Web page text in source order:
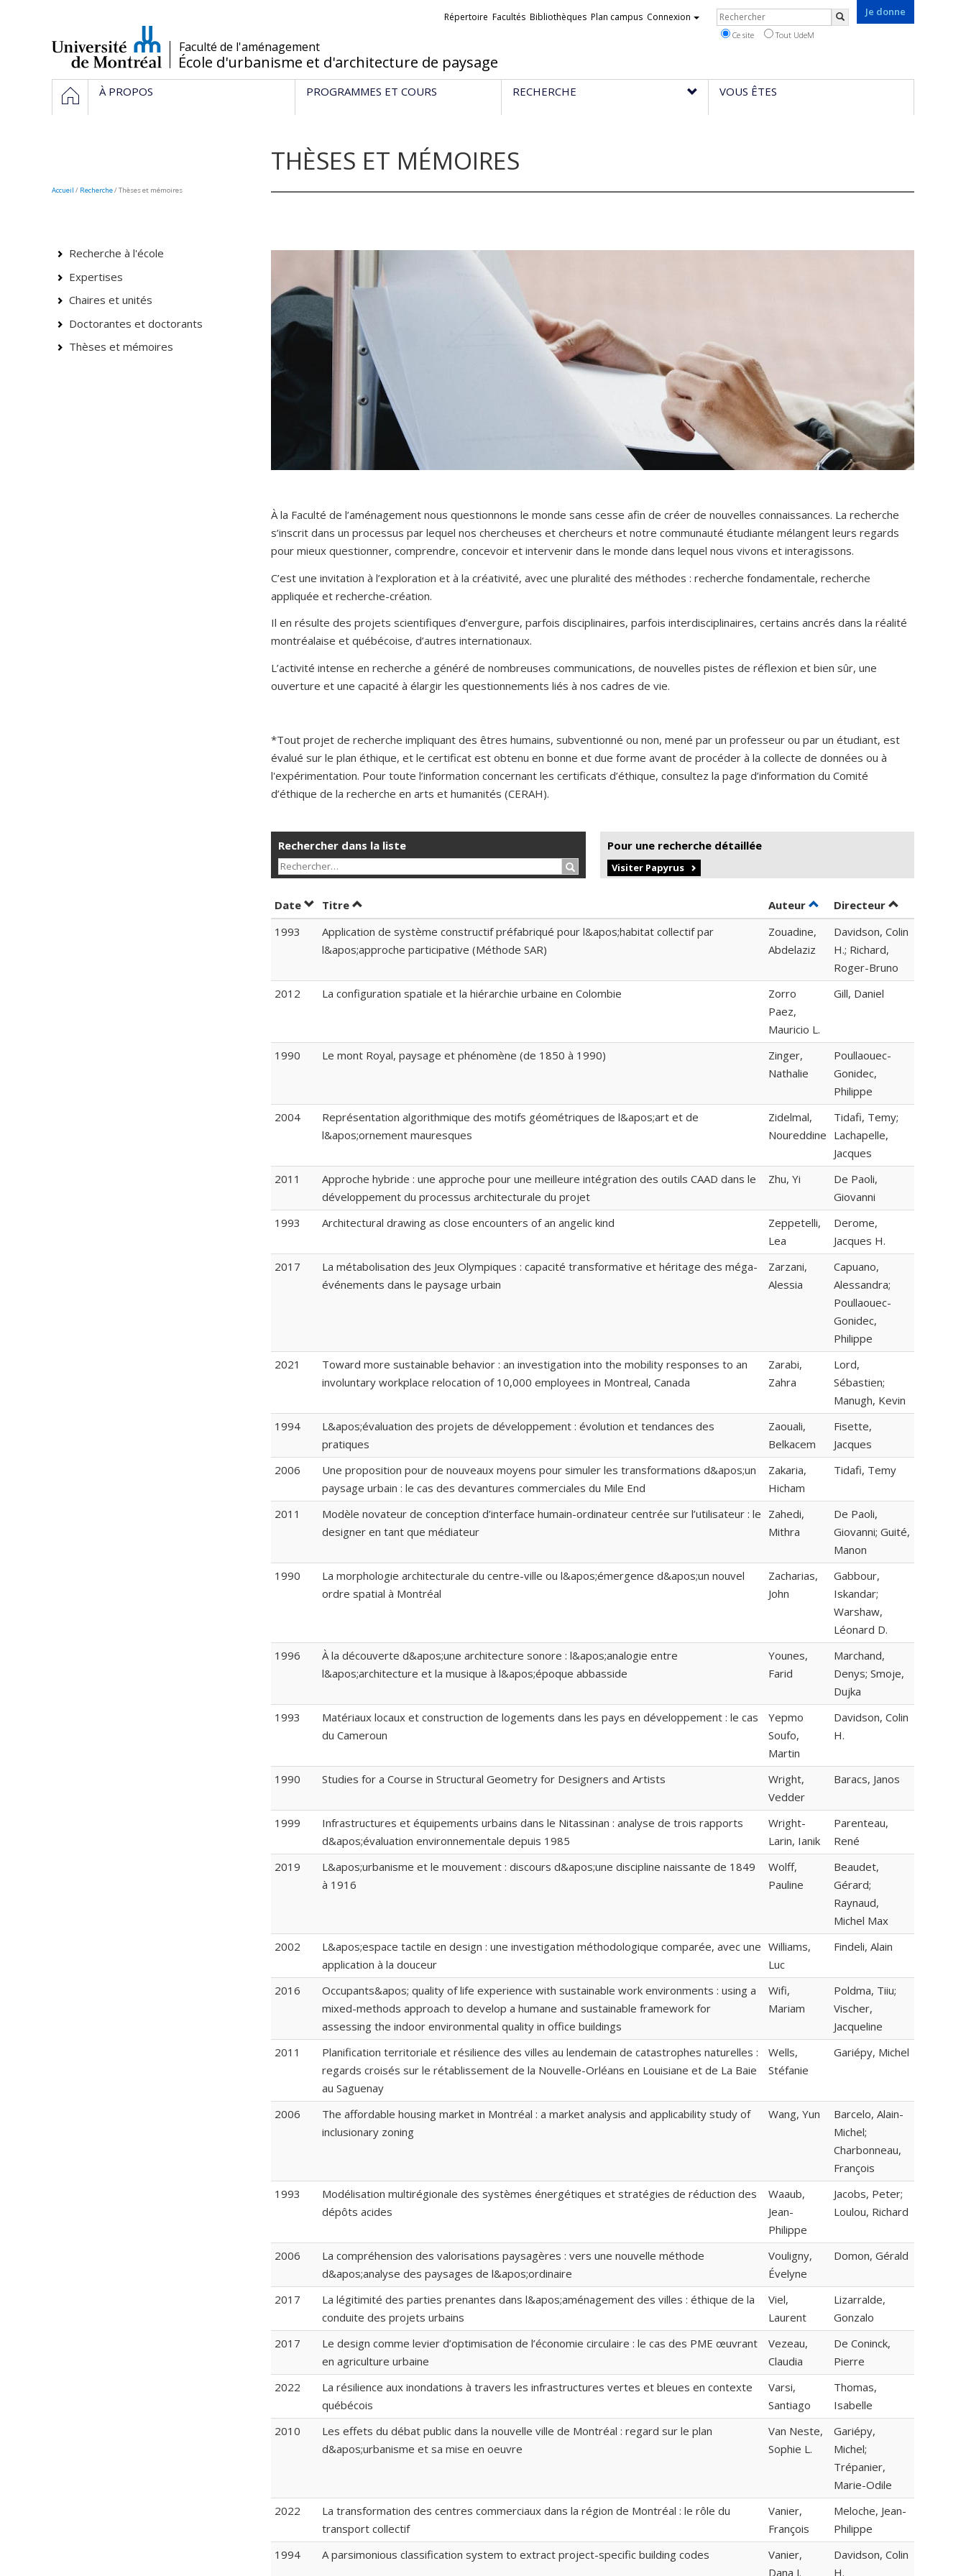
/Faculté de l'aménagement
École d'urbanisme et d'architecture de paysage
Je donne
Liens
Répertoire Facultés Bibliothèques Plan campus Connexion Rechercher
Ce site Tout UdeM
Navigation
principale
ACCUEIL
À PROPOS PROGRAMMES ET COURS RECHERCHE VOUS ÊTES
THÈSES ET MÉMOIRES
À la Faculté de l’aménagement nous questionnons le monde sans cesse afin de créer de nouvelles connaissances. La recherche
s’inscrit dans un processus par lequel nos chercheuses et chercheurs et notre communauté étudiante mélangent leurs regards
pour mieux questionner, comprendre, concevoir et intervenir dans le monde dans lequel nous vivons et interagissons.
C’est une invitation à l’exploration et à la créativité, avec une pluralité des méthodes : recherche fondamentale, recherche
appliquée et recherche-création.
Il en résulte des projets scientifiques d’envergure, parfois disciplinaires, parfois interdisciplinaires, certains ancrés dans la réalité
montréalaise et québécoise, d’autres internationaux.
L’activité intense en recherche a généré de nombreuses communications, de nouvelles pistes de réflexion et bien sûr, une
ouverture et une capacité à élargir les questionnements liés à nos cadres de vie.
*Tout projet de recherche impliquant des êtres humains, subventionné ou non, mené par un professeur ou par un étudiant, est
évalué sur le plan éthique, et le certificat est obtenu en bonne et due forme avant de procéder à la collecte de données ou à
l'expérimentation. Pour toute l’information concernant les certificats d’éthique, consultez la page d’information du Comité
d’éthique de la recherche en arts et humanités (CERAH).
Rechercher dans la liste
Rechercher…
Pour une recherche détaillée
Visiter Papyrus
Date Trier par date en ordre décroissant
Titre Trier par titre en ordre décroissant Auteur Trier par auteur en ordre
Directeur par
1993
Application de système constructif préfabriqué pour l&apos;habitat collectif par
l&apos;approche participative (Méthode SAR)
Zouadine,
Abdelaziz
Davidson, Colin
H.; Richard,
Roger-Bruno
2012
La configuration spatiale et la hiérarchie urbaine en Colombie
Zorro
Paez,
Mauricio L.
Gill, Daniel
1990 Le mont Royal, paysage et phénomène (de 1850 à 1990)
Zinger,
Nathalie
Poullaouec-
Gonidec,
Philippe
2004
Représentation algorithmique des motifs géométriques de l&apos;art et de
l&apos;ornement mauresques
Zidelmal,
Noureddine
Tidafi, Temy;
Lachapelle,
Jacques
2011
Approche hybride : une approche pour une meilleure intégration des outils CAAD dans le
développement du processus architecturale du projet
Zhu, Yi
De Paoli,
Giovanni
1993
Architectural drawing as close encounters of an angelic kind
Zeppetelli,
Lea
Derome,
Jacques H.
2017
La métabolisation des Jeux Olympiques : capacité transformative et héritage des méga-
événements dans le paysage urbain
Zarzani,
Alessia
Capuano,
Alessandra;
Poullaouec-
Gonidec,
Philippe
2021
Toward more sustainable behavior : an investigation into the mobility responses to an
involuntary workplace relocation of 10,000 employees in Montreal, Canada
Zarabi,
Zahra
Lord,
Sébastien;
Manugh, Kevin
1994
L&apos;évaluation des projets de développement : évolution et tendances des
pratiques
Zaouali,
Belkacem
Fisette,
Jacques
2006
Une proposition pour de nouveaux moyens pour simuler les transformations d&apos;un
paysage urbain : le cas des devantures commerciales du Mile End
Zakaria,
Hicham
Tidafi, Temy
2011
Modèle novateur de conception d’interface humain-ordinateur centrée sur l’utilisateur : le
designer en tant que médiateur
Zahedi,
Mithra
De Paoli,
Giovanni; Guité,
Manon
1990
La morphologie architecturale du centre-ville ou l&apos;émergence d&apos;un nouvel
ordre spatial à Montréal
Zacharias,
John
Gabbour,
Iskandar;
Warshaw,
Léonard D.
1996
À la découverte d&apos;une architecture sonore : l&apos;analogie entre
l&apos;architecture et la musique à l&apos;époque abbasside
Younes,
Farid
Marchand,
Denys; Smoje,
Dujka
1993
Matériaux locaux et construction de logements dans les pays en développement : le cas
du Cameroun
Yepmo
Soufo,
Martin
Davidson, Colin
H.
1990 Studies for a Course in Structural Geometry for Designers and Artists
Wright,
Vedder
Baracs, Janos
1999
Infrastructures et équipements urbains dans le Nitassinan : analyse de trois rapports
d&apos;évaluation environnementale depuis 1985
Wright-
Larin, Ianik
Parenteau,
René
2019
L&apos;urbanisme et le mouvement : discours d&apos;une discipline naissante de 1849
à 1916
Wolff,
Pauline
Beaudet,
Gérard;
Raynaud,
Michel Max
2002
L&apos;espace tactile en design : une investigation méthodologique comparée, avec une
application à la douceur
Williams,
Luc
Findeli, Alain
2016
Occupants&apos; quality of life experience with sustainable work environments : using a
mixed-methods approach to develop a humane and sustainable framework for
assessing the indoor environmental quality in office buildings
Wifi,
Mariam
Poldma, Tiiu;
Vischer,
Jacqueline
2011
Planification territoriale et résilience des villes au lendemain de catastrophes naturelles :
regards croisés sur le rétablissement de la Nouvelle-Orléans en Louisiane et de La Baie
au Saguenay
Wells,
Stéfanie
Gariépy, Michel
2006
The affordable housing market in Montréal : a market analysis and applicability study of
inclusionary zoning
Wang, Yun
Barcelo, Alain-
Michel;
Charbonneau,
François
1993
Modélisation multirégionale des systèmes énergétiques et stratégies de réduction des
dépôts acides
Waaub,
Jean-
Philippe
Jacobs, Peter;
Loulou, Richard
2006
La compréhension des valorisations paysagères : vers une nouvelle méthode
d&apos;analyse des paysages de l&apos;ordinaire
Vouligny,
Évelyne
Domon, Gérald
2017
La légitimité des parties prenantes dans l&apos;aménagement des villes : éthique de la
conduite des projets urbains
Viel,
Laurent
Lizarralde,
Gonzalo
2017
Le design comme levier d’optimisation de l’économie circulaire : le cas des PME œuvrant
en agriculture urbaine
Vezeau,
Claudia
De Coninck,
Pierre
2022
La résilience aux inondations à travers les infrastructures vertes et bleues en contexte
québécois
Varsi,
Santiago
Thomas,
Isabelle
2010
Les effets du débat public dans la nouvelle ville de Montréal : regard sur le plan
d&apos;urbanisme et sa mise en oeuvre
Van Neste,
Sophie L.
Gariépy,
Michel;
Trépanier,
Marie-Odile
2022
La transformation des centres commerciaux dans la région de Montréal : le rôle du
transport collectif
Vanier,
François
Meloche, Jean-
Philippe
1994
A parsimonious classification system to extract project-specific building codes
Vanier,
Dana J.
Davidson, Colin
H.
Accueil / Recherche/Thèses et mémoires
Recherche à l'école
Expertises
Chaires et unités
Doctorantes et doctorants
Thèses et mémoires